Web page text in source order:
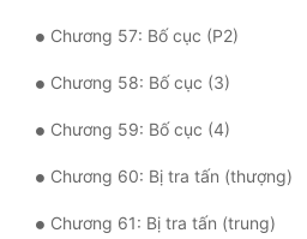
Chương 57: Bố cục (P2)
Chương 58: Bố cục (3)
Chương 59: Bố cục (4)
Chương 60: Bị tra tấn (thượng)
Chương 61: Bị tra tấn (trung)